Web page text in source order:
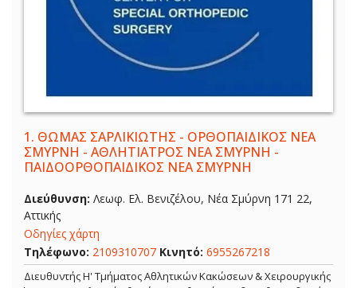
1. ΘΩΜΑΣ ΣΑΡΛΙΚΙΩΤΗΣ - ΟΡΘΟΠΑΙΔΙΚΟΣ ΝΕΑ
ΣΜΥΡΝΗ - ΑΘΛΗΤΙΑΤΡΟΣ ΝΕΑ ΣΜΥΡΝΗ -
ΠΑΙΔΟΟΡΘΟΠΑΙΔΙΚΟΣ ΝΕΑ ΣΜΥΡΝΗ
Διεύθυνση: Λεωφ. Ελ. Βενιζέλου, Νέα Σμύρνη 171 22,
Αττικής
Οδηγίες χάρτη
Τηλέφωνο: 2109310707 Κινητό: 6955267218
Διευθυντής Η' Τμήματος Αθλητικών Κακώσεων & Χειρουργικής